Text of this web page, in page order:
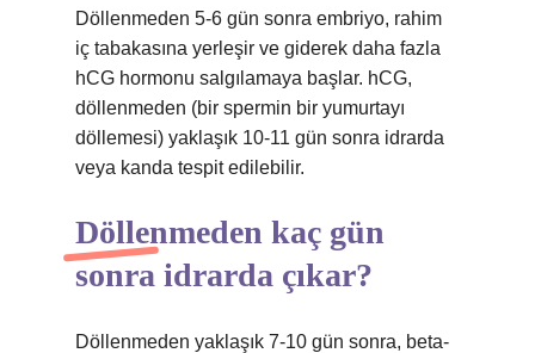
Döllenmeden 5-6 gün sonra embriyo, rahim
iç tabakasına yerleşir ve giderek daha fazla
hCG hormonu salgılamaya başlar. hCG,
döllenmeden (bir spermin bir yumurtayı
döllemesi) yaklaşık 10-11 gün sonra idrarda
veya kanda tespit edilebilir.
Döllenmeden kaç gün
sonra idrarda çıkar?
Döllenmeden yaklaşık 7-10 gün sonra, beta-